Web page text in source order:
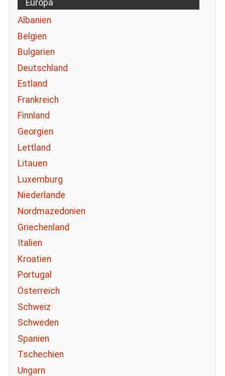
Europa
Albanien
Belgien
Bulgarien
Deutschland
Estland
Frankreich
Finnland
Georgien
Lettland
Litauen
Luxemburg
Niederlande
Nordmazedonien
Griechenland
Italien
Kroatien
Portugal
Österreich
Schweiz
Schweden
Spanien
Tschechien
Ungarn